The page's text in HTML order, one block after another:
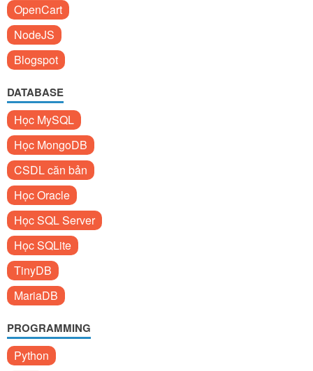
OpenCart
NodeJS
Blogspot
DATABASE
Học MySQL
Học MongoDB
CSDL căn bản
Học Oracle
Học SQL Server
Học SQLite
TinyDB
MariaDB
PROGRAMMING
Python